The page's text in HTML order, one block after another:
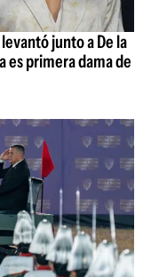
junto a De la
es primera dama de